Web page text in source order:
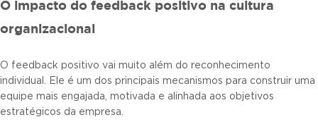
O impacto do feedback positivo na cultura
organizacional
O feedback positivo vai muito além do reconhecimento
individual. Ele é um dos principais mecanismos para construir uma
equipe mais engajada, motivada e alinhada aos objetivos
estratégicos da empresa.